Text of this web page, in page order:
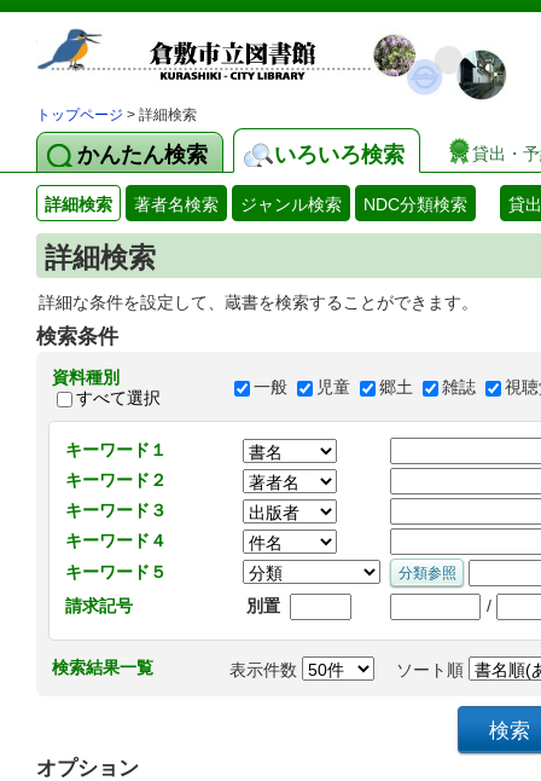
トップページ > 詳細検索
かんたん検索 いろいろ検索 貸出・
詳細検索 著者名検索 ジャンル検索 NDC分類検索 貸
詳細検索
詳細な条件を設定して、蔵書を検索することができます。
検索条件
資料種別
すべて選択
一般 児童 郷土 雑誌 視
キーワード１
キーワード２
キーワード３
キーワード４
キーワード５
請求記号
別置 /
検索結果一覧 表示件数 ソート順
オプション